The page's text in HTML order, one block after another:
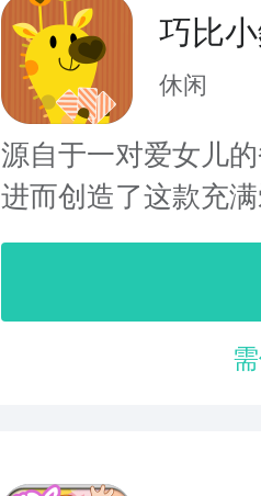
巧比
接牌
休闲
源自于一对爱女儿
进而创造了这款充